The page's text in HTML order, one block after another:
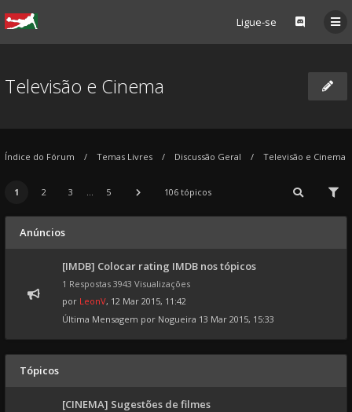
Ligue-se
Televisão e Cinema
Índice do Fórum Temas Livres Discussão Geral Televisão e Cinema
1 2 3 ... 5 106 tópicos
Anúncios
[IMDB] Colocar rating IMDB nos tópicos
1 Respostas 3943 Visualizações
por LeonV, 12 Mar 2015, 11:42
Última Mensagem por Nogueira 13 Mar 2015, 15:33
Tópicos
[CINEMA] Sugestões de filmes